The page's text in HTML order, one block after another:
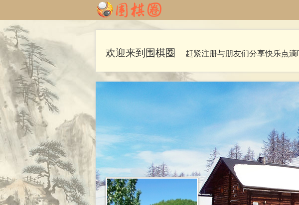
欢迎来到围棋圈 赶紧注册与朋友们分享快乐点滴